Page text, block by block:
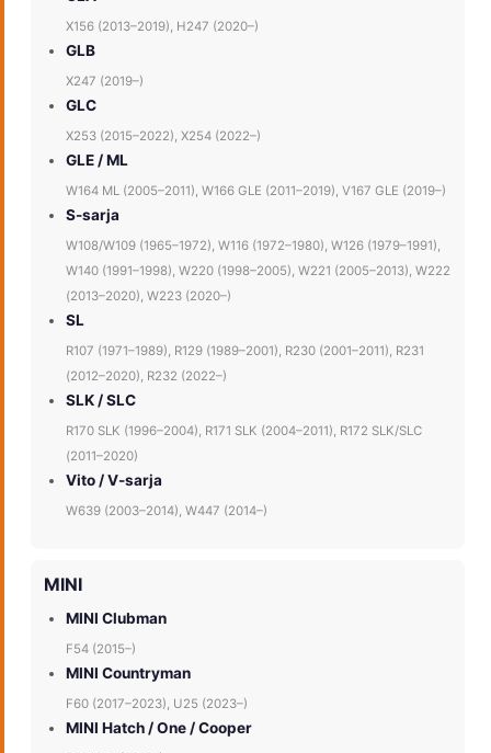
X156 (2013–2019), H247 (2020–)
GLB
X247 (2019–)
GLC
X253 (2015–2022), X254 (2022–)
GLE / ML
W164 ML (2005–2011), W166 GLE (2011–2019), V167 GLE (2019–)
S-sarja
W108/W109 (1965–1972), W116 (1972–1980), W126 (1979–1991),
W140 (1991–1998), W220 (1998–2005), W221 (2005–2013), W222
(2013–2020), W223 (2020–)
SL
R107 (1971–1989), R129 (1989–2001), R230 (2001–2011), R231
(2012–2020), R232 (2022–)
SLK / SLC
R170 SLK (1996–2004), R171 SLK (2004–2011), R172 SLK/SLC
(2011–2020)
Vito / V-sarja
W639 (2003–2014), W447 (2014–)
MINI
MINI Clubman
F54 (2015–)
MINI Countryman
F60 (2017–2023), U25 (2023–)
MINI Hatch / One / Cooper